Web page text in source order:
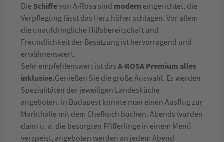
Die Schiffevon A-Rosa sind modern eingerichtet, die
Verpflegung lässt das Herz höher schlagen. Vor allem
die unaufdringliche Hilfsbereitschaft und
Freundlichkeit der Besatzung ist hervorragend und
erwähnenswert.
Sehr empfehlenswert ist das A-ROSA Premium alles
inklusive.Genießen Sie die große Auswahl. Es werden
Spezialitäten der jeweiligen Landesküche
angeboten. In Budapest konnte man einen Ausflug zur
Markthalle mit dem Chefkoch buchen. Abends wurden
dann u. a. die besorgten Pfifferlinge in einem Menü
verspeist, angeboten werden an jedem Abend